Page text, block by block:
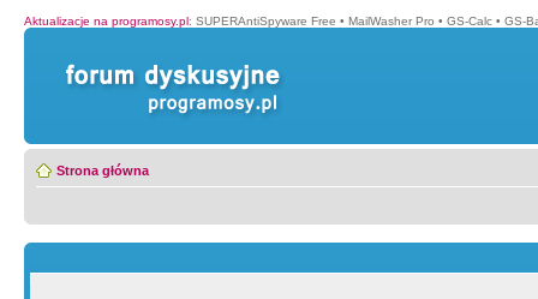
Aktualizacje na programosy.pl: SUPERAntiSpyware Free • MailWasher Pro • GS-Calc • GS-
Strona główna